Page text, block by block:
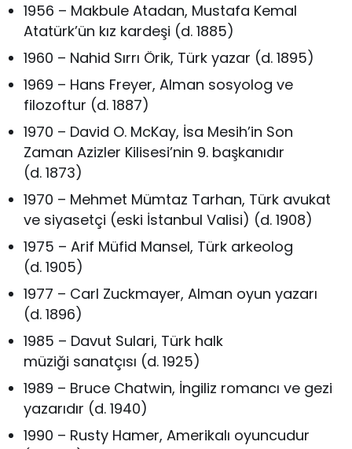
1956 – Makbule Atadan, Mustafa Kemal
Atatürk’ün kız kardeşi (d. 1885)
1960 – Nahid Sırrı Örik, Türk yazar (d. 1895)
1969 – Hans Freyer, Alman sosyolog ve
filozoftur (d. 1887)
1970 – David O. McKay, İsa Mesih’in Son
Zaman Azizler Kilisesi’nin 9. başkanıdır
(d. 1873)
1970 – Mehmet Mümtaz Tarhan, Türk avukat
ve siyasetçi (eski İstanbul Valisi) (d. 1908)
1975 – Arif Müfid Mansel, Türk arkeolog
(d. 1905)
1977 – Carl Zuckmayer, Alman oyun yazarı
(d. 1896)
1985 – Davut Sulari, Türk halk
müziği sanatçısı (d. 1925)
1989 – Bruce Chatwin, İngiliz romancı ve gezi
yazarıdır (d. 1940)
1990 – Rusty Hamer, Amerikalı oyuncudur